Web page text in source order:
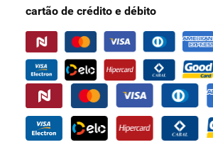
cartão de crédito e débito